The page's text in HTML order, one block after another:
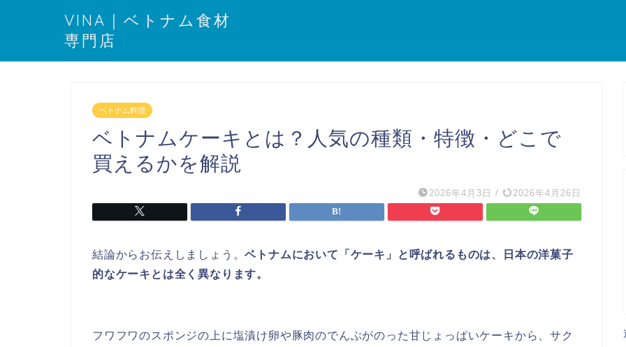
VINA｜ベトナム食材
専門店
ベトナム料理
ベトナムケーキとは？人気の種類・特徴・どこで
買えるかを解説
2026年4月3日 / 2026年4月26日
結論からお伝えしましょう。ベトナムにおいて「ケーキ」と呼ばれるものは、日本の洋菓子
的なケーキとは全く異なります。
フワフワのスポンジの上に塩漬け卵や豚肉のでんぶがのった甘じょっぱいケーキから、サク